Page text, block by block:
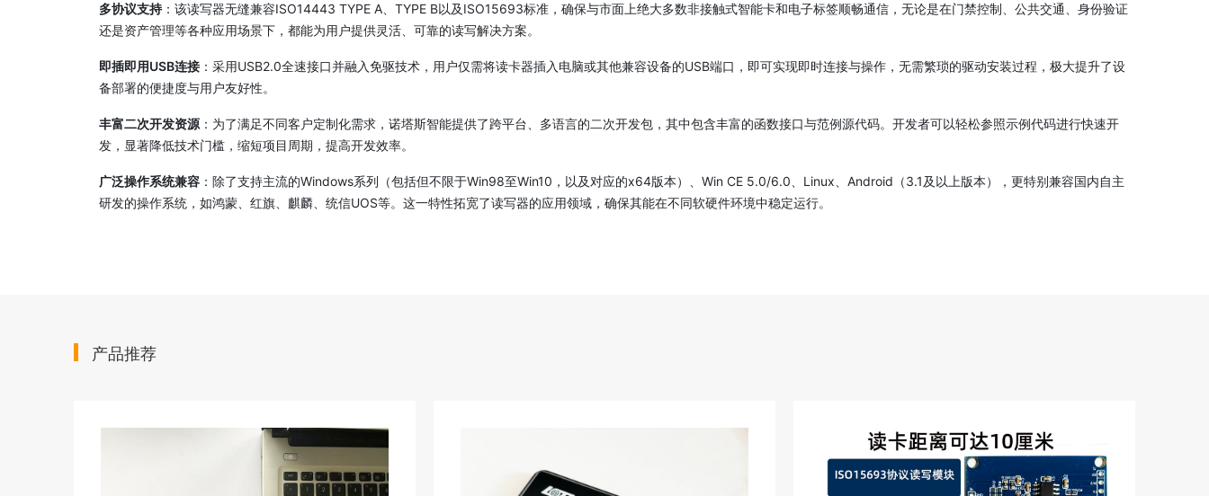
多协议支持：该读写器无缝兼容ISO14443 TYPE A、TYPE B以及ISO15693标准，确保与市面上绝大多数非接触式智能卡和电子标签顺畅通信，无论是在门禁控制、公共交通、身份验证
还是资产管理等各种应用场景下，都能为用户提供灵活、可靠的读写解决方案。
即插即用USB连接 ：采用USB2.0全速接口并融入免驱技术，用户仅需将读卡器插入电脑或其他兼容设备的USB端口，即可实现即时连接与操作，无需繁琐的驱动安装过程，极大提升了设
备部署的便捷度与用户友好性。
丰富二次开发资源 ：为了满足不同客户定制化需求，诺塔斯智能提供了跨平台、多语言的二次开发包，其中包含丰富的函数接口与范例源代码。开发者可以轻松参照示例代码进行快速开
发，显著降低技术门槛，缩短项目周期，提高开发效率。
广泛操作系统兼容 ：除了支持主流的Windows系列（包括但不限于Win98至Win10，以及对应的x64版本）、Win CE 5.0/6.0、Linux、Android（3.1及以上版本），更特别兼容国内自主
研发的操作系统，如鸿蒙、红旗、麒麟、统信UOS等。这一特性拓宽了读写器的应用领域，确保其能在不同软硬件环境中稳定运行。
产品推荐